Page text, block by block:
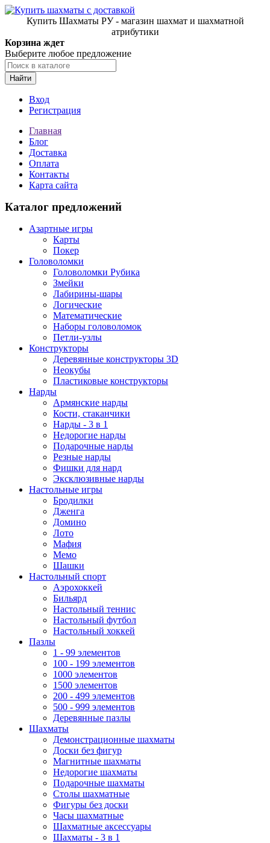
Купить Шахматы РУ - магазин шахмат и шахматной
атрибутики
Корзина ждет
Выберите любое предложение
Найти
Вход
Регистрация
Главная
Блог
Доставка
Оплата
Контакты
Карта сайта
Каталог предложений
Азартные игры
Карты
Покер
Головоломки
Головоломки Рубика
Змейки
Лабирины-шары
Логические
Математические
Наборы головоломок
Петли-узлы
Конструкторы
Деревянные конструкторы 3D
Неокубы
Пластиковые конструкторы
Нарды
Армянские нарды
Кости, стаканчики
Нарды - 3 в 1
Недорогие нарды
Подарочные нарды
Резные нарды
Фишки для нард
Эксклюзивные нарды
Настольные игры
Бродилки
Дженга
Домино
Лото
Мафия
Мемо
Шашки
Настольный спорт
Аэрохоккей
Бильярд
Настольный теннис
Настольный футбол
Настольный хоккей
Пазлы
1 - 99 элементов
100 - 199 элементов
1000 элементов
1500 элементов
200 - 499 элементов
500 - 999 элементов
Деревянные пазлы
Шахматы
Демонстрационные шахматы
Доски без фигур
Магнитные шахматы
Недорогие шахматы
Подарочные шахматы
Столы шахматные
Фигуры без доски
Часы шахматные
Шахматные аксессуары
Шахматы - 3 в 1